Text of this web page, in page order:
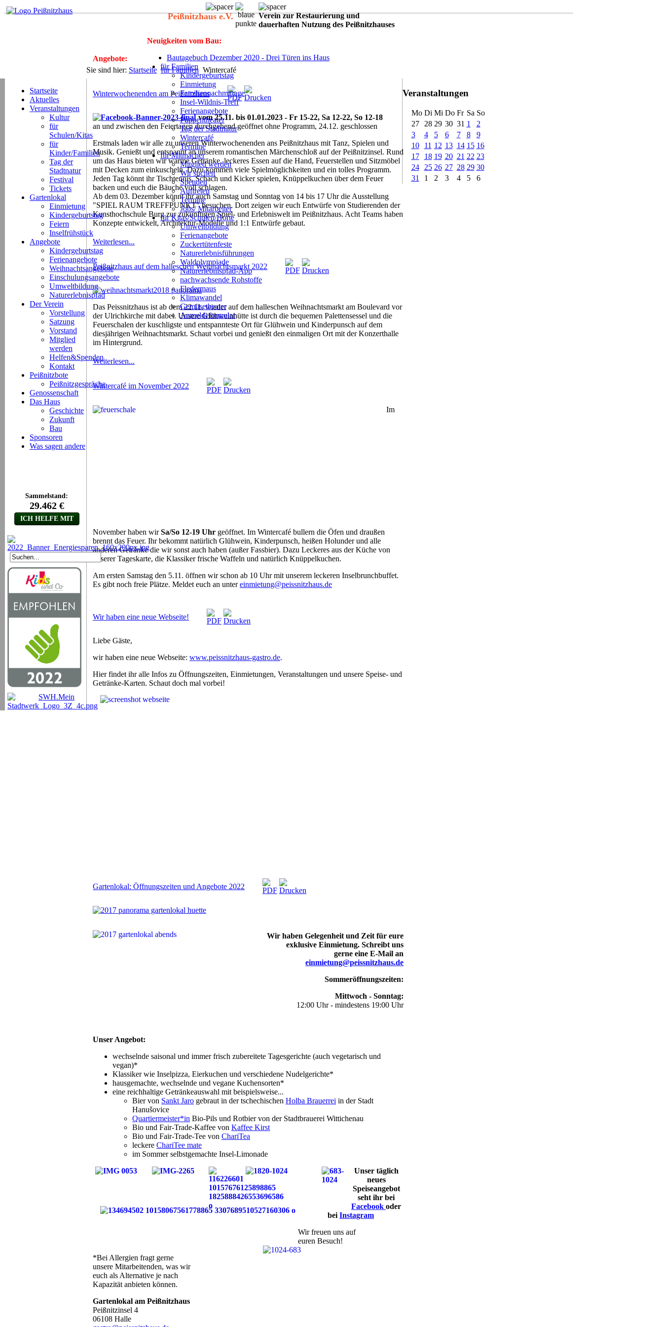
Peißnitzhaus e.V.
Verein zur Restaurierung und
dauerhaften Nutzung des Peißnitzhauses
Neuigkeiten vom Bau:
Bautagebuch Dezember 2020 - Drei Türen ins Haus
für Familien
Kindergeburtstag
Einmietung
Familiennachmittage
Insel-Wildnis-Treff
Ferienangebote
Puppentheater
Tag der Stadtnatur
Wintercafé
Termine
für Mitmacher
Mitglied werden
Wir suchen
Spenden
Auftreten
Termine
Jobs/ Mitarbeiter
für Kitas/Schulen/Horte
Umweltbildung
Ferienangebote
Zuckertütenfeste
Naturerlebnisführungen
Waldolympiade
Naturerlebnispfad-App
nachwachsende Rohstoffe
Fledermaus
Klimawandel
Gemüsetheater
Anmeldeformular
Angebote:
Sie sind hier: Startseite für Familien Wintercafé
Startseite
Aktuelles
Veranstaltungen
Kultur
für
Schulen/Kitas
für
Kinder/Familien
Tag der
Stadtnatur
Festival
Tickets
Gartenlokal
Einmietung
Kindergeburtstag
Feiern
Inselfrühstück
Angebote
Kindergeburtstag
Ferienangebote
Weihnachtsangebote
Einschulungsangebote
Umweltbildung
Naturerlebnispfad
Der Verein
Vorstellung
Satzung
Vorstand
Mitglied
werden
Helfen&Spenden
Kontakt
Peißnitzbote
Peißnitzgespräche
Genossenschaft
Das Haus
Geschichte
Zukunft
Bau
Sponsoren
Was sagen andere
Veranstaltungen
Mo Di Mi Do Fr Sa So
27
28 29 30 31 1
2
3
4 5 6 7 8
9
10
11 12 13 14 15 16
17
18 19 20 21 22 23
24
25 26 27 28 29 30
31
1 2 3 4 5 6
Winterwochenenden am Peißnitzhaus
vom 25.11. bis 01.01.2023 - Fr 15-22, Sa 12-22, So 12-18
an und zwischen den Feiertagen durchgehend geöffnet ohne Programm, 24.12. geschlossen
Erstmals laden wir alle zu unseren Winterwochenenden ans Peißnitzhaus mit Tanz, Spielen und
Musik. Genießt und entspannt an unserem romantischen Märchenschloß auf der Peißnitzinsel. Rund
um das Haus bieten wir warme Getränke, leckeres Essen auf die Hand, Feuerstellen und Sitzmöbel
mit Decken zum einkuscheln. Dazu kommen viele Spielmöglichkeiten und ein tolles Programm.
Jeden Tag könnt ihr Tischtennis, Schach und Kicker spielen, Knüppelkuchen über dem Feuer
backen und euch die Bäuche voll schlagen.
Ab dem 03. Dezember könnt ihr auch Samstag und Sonntag von 14 bis 17 Uhr die Ausstellung
"SPIEL RAUM TREFFPUNKT" besuchen. Dort zeigen wir euch Entwürfe von Studierenden der
Kunsthochschule Burg zur zukünftigen Spiel- und Erlebniswelt im Peißnitzhaus. Acht Teams haben
Konzepte entwickelt, Architektur-Modelle und 1:1 Entwürfe gebaut.
Weiterlesen...
Peißnitzhaus auf dem halleschen Weihnachtsmarkt 2022
Das Peissnitzhaus ist ab dem 22.11. wieder auf dem halleschen Weihnachtsmarkt am Boulevard vor
der Ulrichkirche mit dabei. Unsere Glühweinhütte ist durch die bequemen Palettensessel und die
Feuerschalen der kuschligste und entspannteste Ort für Glühwein und Kinderpunsch auf dem
diesjährigen Weihnachtsmarkt. Schaut vorbei und genießt den einmaligen Ort mit der Konzerthalle
im Hintergrund.
Weiterlesen...
Wintercafé im November 2022
Im
November haben wirSa/So 12-19 Uhr geöffnet. Im Wintercafé bullern die Öfen und draußen
brennt das Feuer. Ihr bekommt natürlich Glühwein, Kinderpunsch, heißen Holunder und alle
anderen Getränke die wir sonst auch haben (außer Fassbier). Dazu Leckeres aus der Küche von
unserer Tageskarte, die Klassiker frische Waffeln und natürlich Knüppelkuchen.
Am ersten Samstag den 5.11. öffnen wir schon ab 10 Uhr mit unserem leckeren Inselbrunchbuffet.
Es gibt noch freie Plätze. Meldet euch an untereinmietung@peissnitzhaus.de
Wir haben eine neue Webseite!
Liebe Gäste,
wir haben eine neue Webseite: www.peissnitzhaus-gastro.de.
Hier findet ihr alle Infos zu Öffnungszeiten, Einmietungen, Veranstaltungen und unsere Speise- und
Getränke-Karten. Schaut doch mal vorbei!
Gartenlokal: Öffnungszeiten und Angebote 2022
Wir haben Gelegenheit und Zeit für eure
exklusive Einmietung. Schreibt uns
gerne eine E-Mail an
einmietung@peissnitzhaus.de
Sommeröffnungszeiten:
Mittwoch - Sonntag:
12:00 Uhr - mindestens 19:00 Uhr
Unser Angebot:
wechselnde saisonal und immer frisch zubereitete Tagesgerichte (auch vegetarisch und
vegan)*
Klassiker wie Inselpizza, Eierkuchen und verschiedene Nudelgerichte*
hausgemachte, wechselnde und vegane Kuchensorten*
eine reichhaltige Getränkeauswahl mit beispielsweise...
Bier von Sankt Jaro gebraut in der tschechischen Holba Brauerrei in der Stadt
Hanušovice
Quartiermeister*in Bio-Pils und Rotbier von der Stadtbrauerei Wittichenau
Bio und Fair-Trade-Kaffee von Kaffee Kirst
Bio und Fair-Trade-Tee von ChariTea
leckere ChariTee mate
im Sommer selbstgemachte Insel-Limonade
Unser täglich
neues
Speiseangebot
seht ihr bei
Facebook oder
bei Instagram
Wir freuen uns auf
euren Besuch!
*Bei Allergien fragt gerne
unsere Mitarbeitenden, was wir
euch als Alternative je nach
Kapazität anbieten können.
Gartenlokal am Peißnitzhaus
Peißnitzinsel 4
06108 Halle